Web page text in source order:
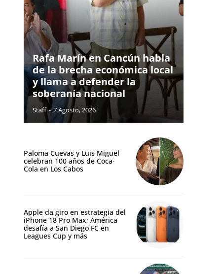
Rafa Marín en Cancún habla
de la brecha económica local
y llama a defender la
soberanía nacional
Staff - 7 Agosto, 2026
Paloma Cuevas y Luis Miguel
celebran 100 años de Coca-
Cola en Los Cabos
Apple da giro en estrategia del
iPhone 18 Pro Max; América
desafía a San Diego FC en
Leagues Cup y más